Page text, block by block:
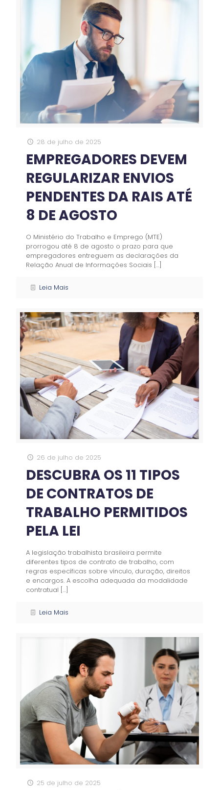
28 de julho de 2025
EMPREGADORES DEVEM
REGULARIZAR ENVIOS
PENDENTES DA RAIS ATÉ
8 DE AGOSTO
O Ministério do Trabalho e Emprego (MTE)
prorrogou até 8 de agosto o prazo para que
empregadores entreguem as declarações da
Relação Anual de Informações Sociais […]
Leia Mais
26 de julho de 2025
DESCUBRA OS 11 TIPOS
DE CONTRATOS DE
TRABALHO PERMITIDOS
PELA LEI
A legislação trabalhista brasileira permite
diferentes tipos de contrato de trabalho, com
regras específicas sobre vínculo, duração, direitos
e encargos. A escolha adequada da modalidade
contratual […]
Leia Mais
25 de julho de 2025